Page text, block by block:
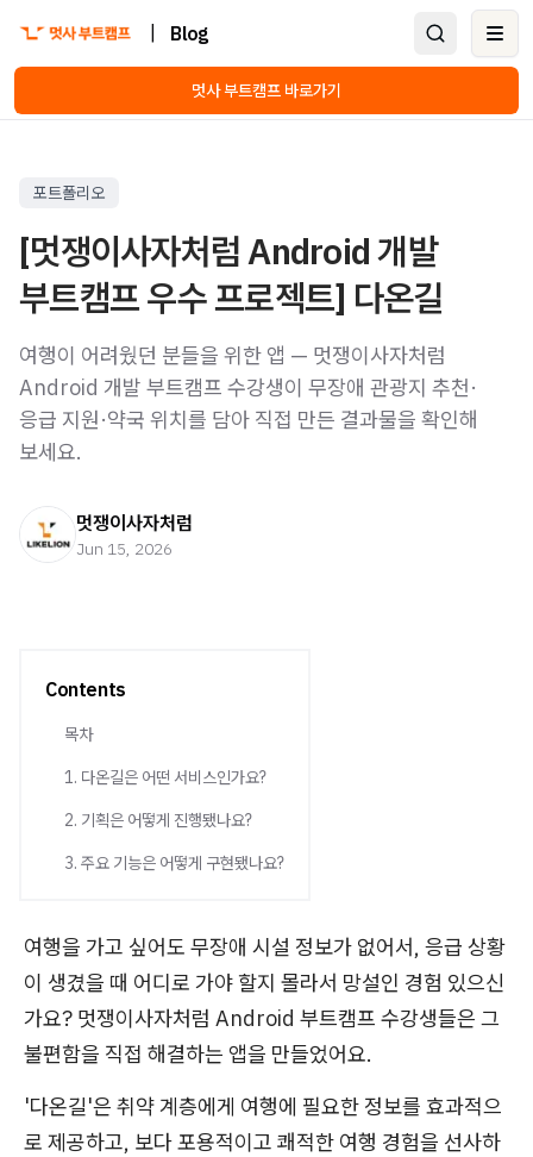
Blog
멋사 부트캠프 바로가기
포트폴리오
[멋쟁이사자처럼 Android 개발
부트캠프 우수 프로젝트] 다온길
여행이 어려웠던 분들을 위한 앱 — 멋쟁이사자처럼
Android 개발 부트캠프 수강생이 무장애 관광지 추천·
응급 지원·약국 위치를 담아 직접 만든 결과물을 확인해
보세요.
멋쟁이사자처럼
Jun 15, 2026
Contents
목차
1. 다온길은 어떤 서비스인가요?
2. 기획은 어떻게 진행됐나요?
3. 주요 기능은 어떻게 구현됐나요?
여행을 가고 싶어도 무장애 시설 정보가 없어서, 응급 상황
이 생겼을 때 어디로 가야 할지 몰라서 망설인 경험 있으신
가요? 멋쟁이사자처럼 Android 부트캠프 수강생들은 그
불편함을 직접 해결하는 앱을 만들었어요.
'다온길'은 취약 계층에게 여행에 필요한 정보를 효과적으
로 제공하고, 보다 포용적이고 쾌적한 여행 경험을 선사하